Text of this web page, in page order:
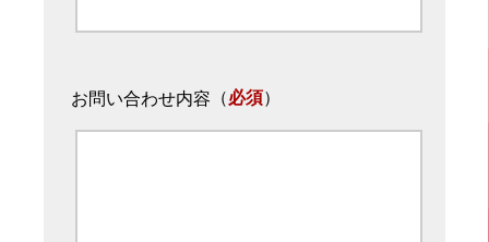
お問い合わせ内容 （必須）